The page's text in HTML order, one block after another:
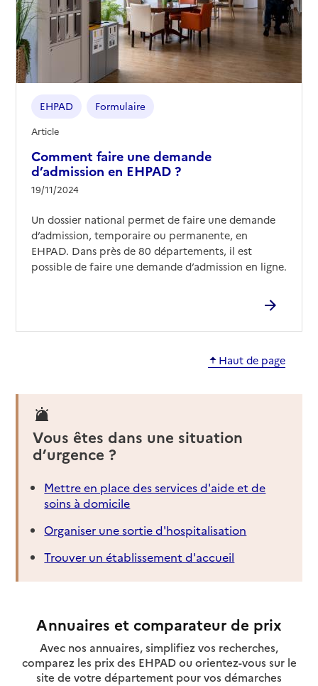
Comment faire une demande
d’admission en EHPAD ?
19/11/2024
EHPAD Formulaire
Article
Un dossier national permet de faire une demande
d’admission, temporaire ou permanente, en
EHPAD. Dans près de 80 départements, il est
possible de faire une demande d’admission en ligne.
Haut de page
Vous êtes dans une situation
d’urgence ?
Mettre en place des services d'aide et de
soins à domicile
Organiser une sortie d'hospitalisation
Trouver un établissement d'accueil
Annuaires et comparateur de prix
Avec nos annuaires, simplifiez vos recherches,
comparez les prix des EHPAD ou orientez-vous sur le
site de votre département pour vos démarches